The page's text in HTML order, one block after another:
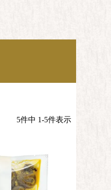
5件中 1-5件表示